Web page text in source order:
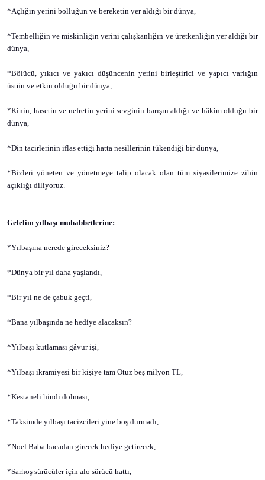
*Açlığın yerini bolluğun ve bereketin yer aldığı bir dünya,
*Tembelliğin ve miskinliğin yerini çalışkanlığın ve üretkenliğin yer aldığı bir
dünya,
*Bölücü, yıkıcı ve yakıcı düşüncenin yerini birleştirici ve yapıcı varlığın
üstün ve etkin olduğu bir dünya,
*Kinin, hasetin ve nefretin yerini sevginin barışın aldığı ve hâkim olduğu bir
dünya,
*Din tacirlerinin iflas ettiği hatta nesillerinin tükendiği bir dünya,
*Bizleri yöneten ve yönetmeye talip olacak olan tüm siyasilerimize zihin
açıklığı diliyoruz.
Gelelim yılbaşı muhabbetlerine:
*Yılbaşına nerede gireceksiniz?
*Dünya bir yıl daha yaşlandı,
*Bir yıl ne de çabuk geçti,
*Bana yılbaşında ne hediye alacaksın?
*Yılbaşı kutlaması gâvur işi,
*Yılbaşı ikramiyesi bir kişiye tam Otuz beş milyon TL,
*Kestaneli hindi dolması,
*Taksimde yılbaşı tacizcileri yine boş durmadı,
*Noel Baba bacadan girecek hediye getirecek,
*Sarhoş sürücüler için alo sürücü hattı,